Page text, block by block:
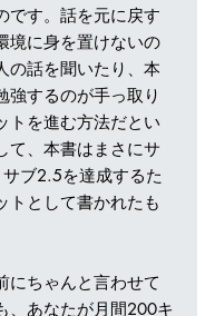
です。話を元に戻す
境に身を置けないの
の話を聞いたり、本
強するのが手っ取り
トを進む方法だとい
て、本書はまさにサ
ブ2.5を達成するた
トとして書かれたも
ちゃんと言わせて
、あなたが月間200キ